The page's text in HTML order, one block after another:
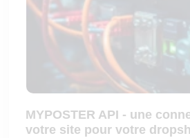
MYPOSTER API - une
votre site pour votre